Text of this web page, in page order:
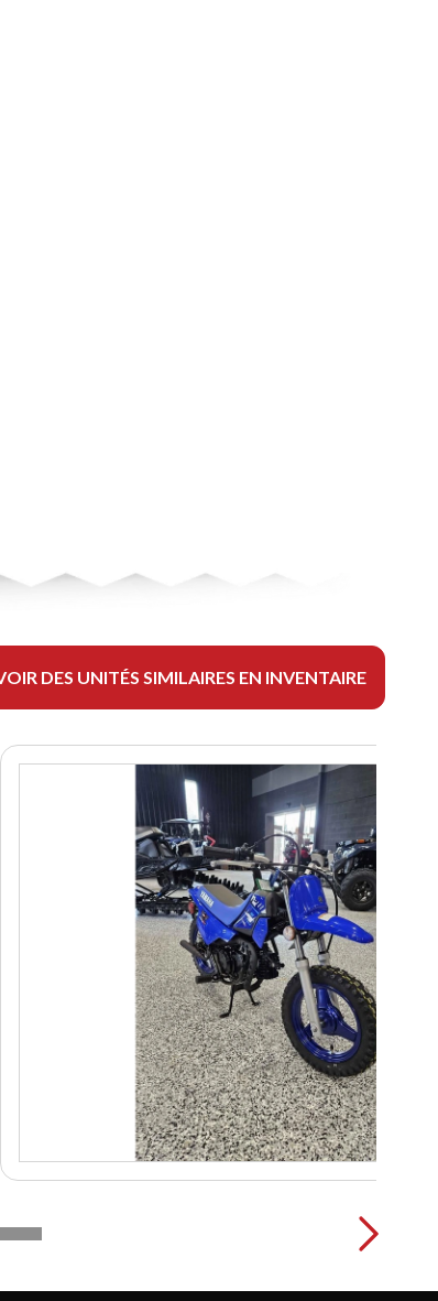
DES UNITÉS SIMILAIRES EN INVENTAIRE